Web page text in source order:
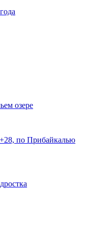
озере
+28, по Прибайкалью